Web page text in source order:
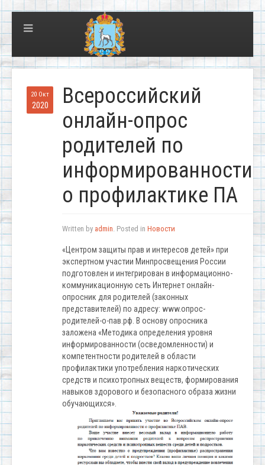
20 Окт
2020
Всероссийский
онлайн-опрос
родителей по
информированности
о профилактике ПА
Written by admin. Posted in Новости
«Центром защиты прав и интересов детей» при
экспертном участии Минпросвещения России
подготовлен и интегрирован в информационно-
коммуникационную сеть Интернет онлайн-
опросник для родителей (законных
представителей) по адресу: www.опрос-
родителей-о-пав.рф. В основу опросника
заложена «Методика определения уровня
информированности (осведомленности) и
компетентности родителей в области
профилактики употребления наркотических
средств и психотропных веществ, формирования
навыков здорового и безопасного образа жизни
обучающихся».